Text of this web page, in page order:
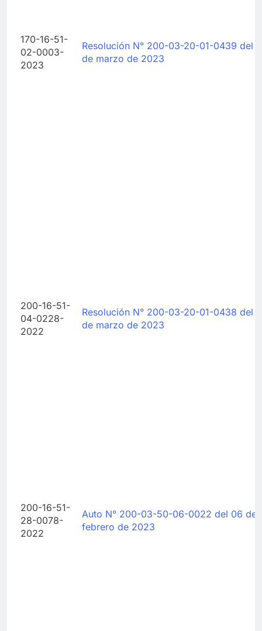
170-16-51-
02-0003-
2023
Resolución N° 200-03-20-01-0439 del
de marzo de 2023
200-16-51-
04-0228-
2022
Resolución N° 200-03-20-01-0438 del
de marzo de 2023
200-16-51-
28-0078-
2022
Auto N° 200-03-50-06-0022 del 06 de
febrero de 2023